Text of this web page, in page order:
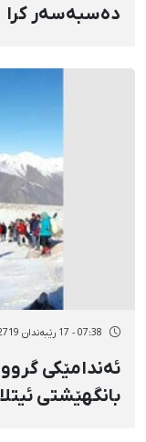
دەسبەسەر کرا
07:38 - 17 رێبەندان 2719
ئەندامێکی
بانگهێشتی